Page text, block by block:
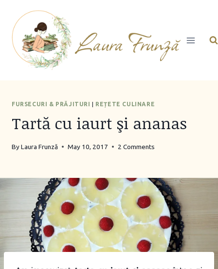
content
FURSECURI & PRĂJITURI REȚETE CULINARE
Tartă cu iaurt şi ananas
ByLaura Frunză May 10, 2017 2 Comments